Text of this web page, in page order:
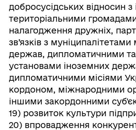
добросусідських відносин
територіальними
налагодження дружніх,
зв’язків з
держав, дипломатичними
установами іноземних
дипломатичними місіями
кордоном, міжнародними
іншими закордонними
19) розвиток культури
20) впровадження